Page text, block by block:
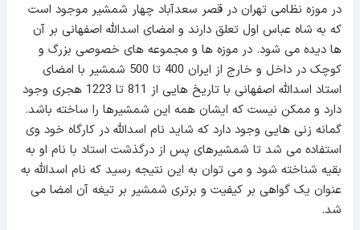
در موزه نظامی تهران در قصر سعدآباد چهار شمشير موجود است
که به شاه عباس اول تعلق دارند و امضای اسدالله اصفهانی بر آن
ها دیده می شود. در موزه ها و مجموعه های خصوصی بزرگ و
کوچک در داخل و خارج از ایران 400 تا 500 شمشیر با امضای
استاد اسدالله اصفهانی با تاریخ هایی از 811 تا 1223 هجری وجود
دارد و ممکن نیست که ایشان همه اين شمشيرها را ساخته باشد.
گمانه زنی هایی وجود دارد که شايد نام اسدالله در کارگاه خود وی
استفاده می شد تا شمشيرهای پس از درگذشت استاد با نام او به
بقيه شناخته شود و می توان به اين نتيجه رسيد که نام اسدالله به
عنوان يک گواهی بر کيفيت و برتری شمشير بر تيغه آن امضا می
شد.